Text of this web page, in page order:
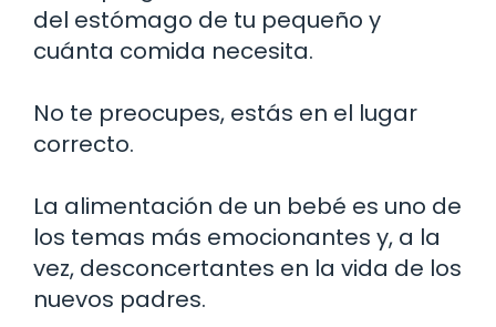
del estómago de tu pequeño y
cuánta comida necesita.
No te preocupes, estás en el lugar
correcto.
La alimentación de un bebé es uno de
los temas más emocionantes y, a la
vez, desconcertantes en la vida de los
nuevos padres.